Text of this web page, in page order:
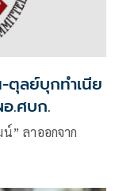
ตุลย์บุกทำเนีย
.ศบก.
” ลาออกจาก